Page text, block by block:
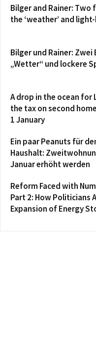
Bilger and Rainer:
the ‘weather’ and
Bilger und Rainer:
„Wetter“ und lockere
A drop in the ocean for
the tax on second
1 January
Ein paar Peanuts für
Haushalt:
Januar erhöht werden
Reform Faced with
Part 2: How Politicians
Expansion of Energy